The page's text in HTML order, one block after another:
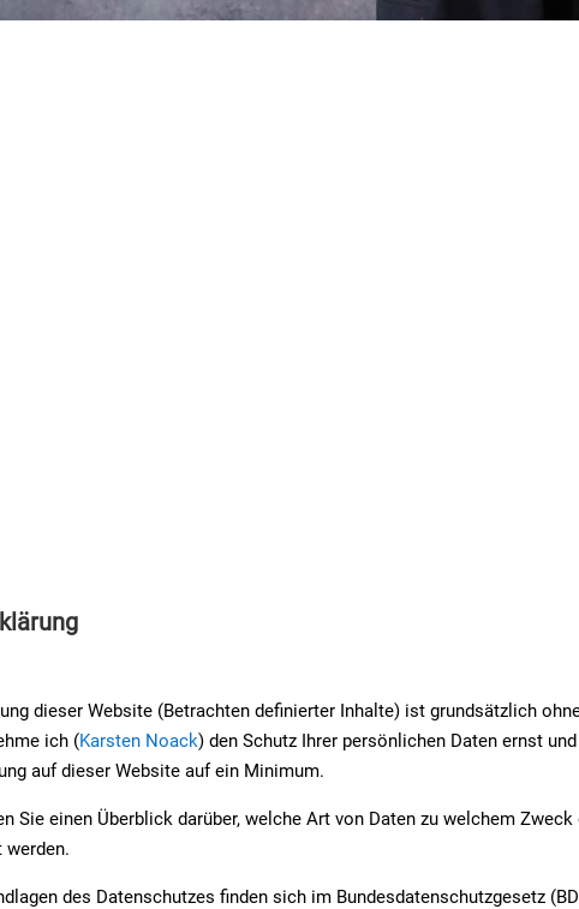
dieser Website (Betrachten definierter Inhalte) ist grundsätzlich
ich (Karsten Noack) den Schutz Ihrer persönlichen Daten ernst
auf dieser Website auf ein Minimum.
Sie einen Überblick darüber, welche Art von Daten zu welchem
werden.
des Datenschutzes finden sich im Bundesdatenschutzgesetz